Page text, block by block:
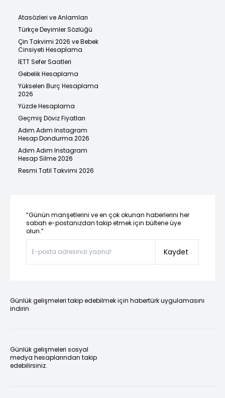
Atasözleri ve Anlamları
Türkçe Deyimler Sözlüğü
Çin Takvimi 2026 ve Bebek
Cinsiyeti Hesaplama
İETT Sefer Saatleri
Gebelik Hesaplama
Yükselen Burç Hesaplama
2026
Yüzde Hesaplama
Geçmiş Döviz Fiyatları
Adım Adım Instagram
Hesap Dondurma 2026
Adım Adım Instagram
Hesap Silme 2026
Resmi Tatil Takvimi 2026
“Günün manşetlerini ve en çok okunan haberlerini her
sabah e-postanızdan takip etmek için bültene üye
olun.”
Kaydet
Günlük gelişmeleri takip edebilmek için habertürk uygulamasını
indirin
Günlük gelişmeleri sosyal
medya hesaplarından takip
edebilirsiniz.